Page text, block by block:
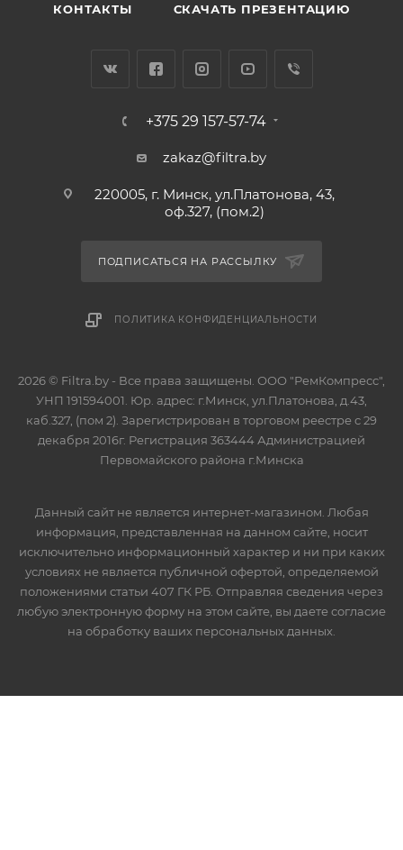
КОНТАКТЫ СКАЧАТЬ ПРЕЗЕНТАЦИЮ
+375 29 157-57-74
zakaz@filtra.by
220005, г. Минск, ул.Платонова, 43,
оф.327, (пом.2)
ПОДПИСАТЬСЯ НА РАССЫЛКУ
ПОЛИТИКА КОНФИДЕНЦИАЛЬНОСТИ
2026 © Filtra.by - Все права защищены. ООО "РемКомпресс",
УНП 191594001. Юр. адрес: г.Минск, ул.Платонова, д.43,
каб.327, (пом 2). Зарегистрирован в торговом реестре с 29
декабря 2016г. Регистрация 363444 Администрацией
Первомайского района г.Минска
Данный сайт не является интернет-магазином. Любая
информация, представленная на данном сайте, носит
исключительно информационный характер и ни при каких
условиях не является публичной офертой, определяемой
положениями статьи 407 ГК РБ. Отправляя сведения через
любую электронную форму на этом сайте, вы даете согласие
на обработку ваших персональных данных.